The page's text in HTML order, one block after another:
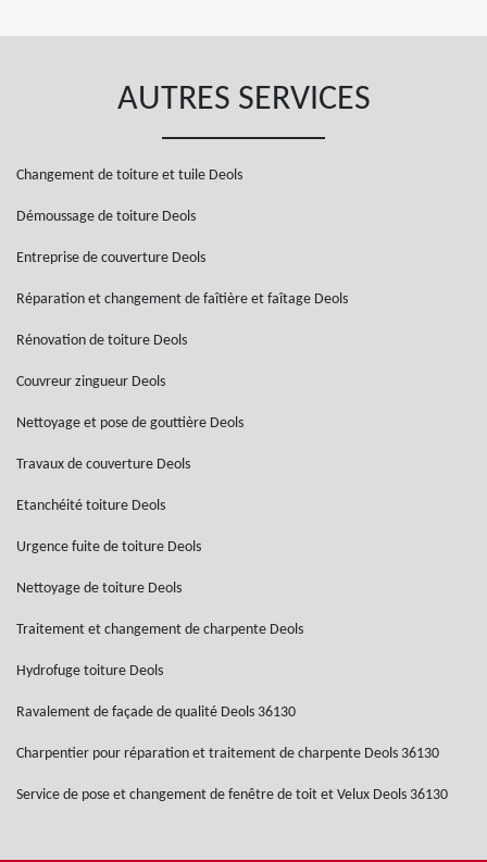
AUTRES SERVICES
Changement de toiture et tuile Deols
Démoussage de toiture Deols
Entreprise de couverture Deols
Réparation et changement de faîtière et faîtage Deols
Rénovation de toiture Deols
Couvreur zingueur Deols
Nettoyage et pose de gouttière Deols
Travaux de couverture Deols
Etanchéité toiture Deols
Urgence fuite de toiture Deols
Nettoyage de toiture Deols
Traitement et changement de charpente Deols
Hydrofuge toiture Deols
Ravalement de façade de qualité Deols 36130
Charpentier pour réparation et traitement de charpente Deols 36130
Service de pose et changement de fenêtre de toit et Velux Deols 36130